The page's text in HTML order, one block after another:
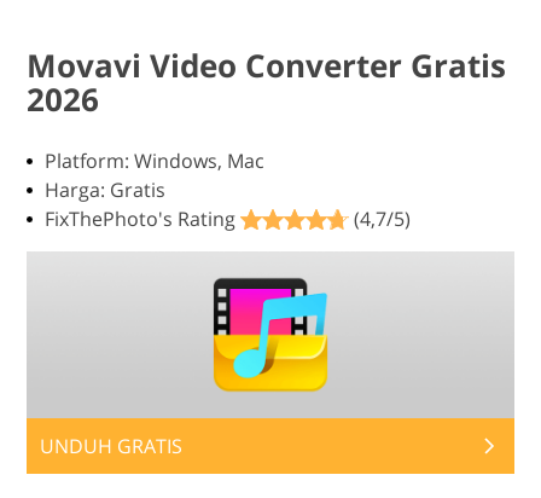
Movavi Video Converter Gratis
2026
Platform: Windows, Mac
Harga: Gratis
FixThePhoto's Rating
(4,7/5)
UNDUH GRATIS